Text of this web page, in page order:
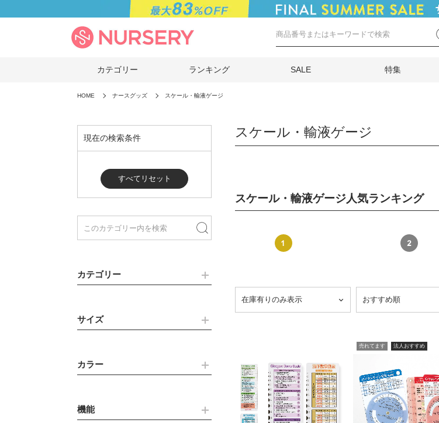
カテゴリー ランキング SALE 特集
HOME ナースグッズ スケール・輸液ゲージ
現在の検索条件
すべてリセット
カテゴリー
サイズ
カラー
機能
スケール・輸液ゲージ
スケール・輸液ゲージ人気ランキング
売れてます 法人おすすめ